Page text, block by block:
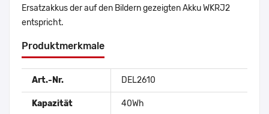
Ersatzakkus der auf den Bildern gezeigten Akku WKRJ2
entspricht.
Produktmerkmale
Art.-Nr. DEL2610
Kapazität 40Wh